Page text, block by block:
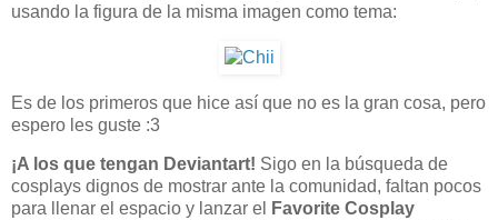
usando la figura de la misma imagen como tema:
Es de los primeros que hice así que no es la gran cosa, pero
espero les guste :3
¡A los que tengan Deviantart! Sigo en la búsqueda de
cosplays dignos de mostrar ante la comunidad, faltan pocos
para llenar el espacio y lanzar el
Favorite Cosplay